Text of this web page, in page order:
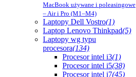
MacBook używane i poleasingowe
– Air i Pro (M1–M4)
Laptopy Dell Vostro(1)
Laptop Lenovo Thinkpad(5)
Laptopy wg typu
procesora(134)
Procesor intel i3(1)
Procesor intel i5(38)
Procesor intel i7(45)